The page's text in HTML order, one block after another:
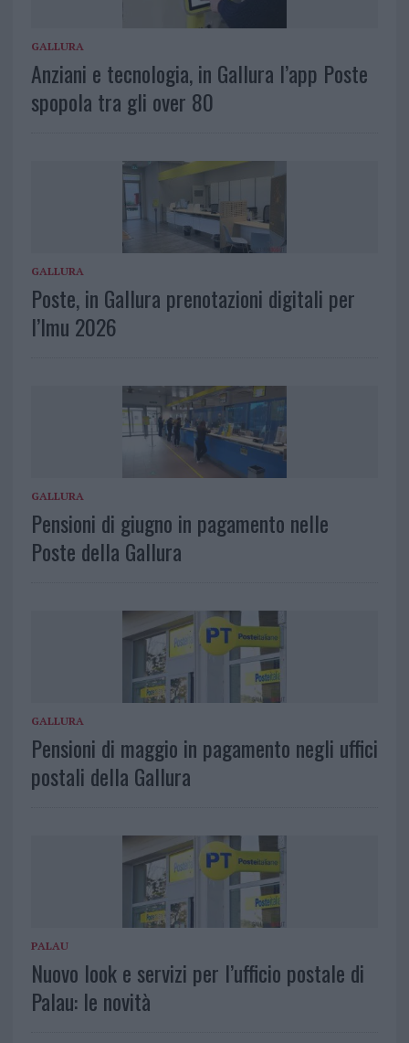
GALLURA
Anziani e tecnologia, in Gallura l’app Poste
spopola tra gli over 80
GALLURA
Poste, in Gallura prenotazioni digitali per
l’Imu 2026
GALLURA
Pensioni di giugno in pagamento nelle
Poste della Gallura
GALLURA
Pensioni di maggio in pagamento negli uffici
postali della Gallura
PALAU
Nuovo look e servizi per l’ufficio postale di
Palau: le novità